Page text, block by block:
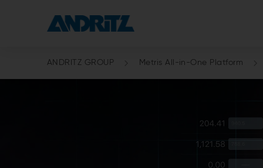
ANDRITZ GROUP Metris All-in-One Platform